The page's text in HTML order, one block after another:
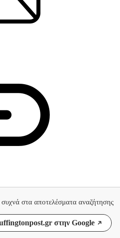
συχνά στα αποτελέσματα αναζήτησης
στην Google